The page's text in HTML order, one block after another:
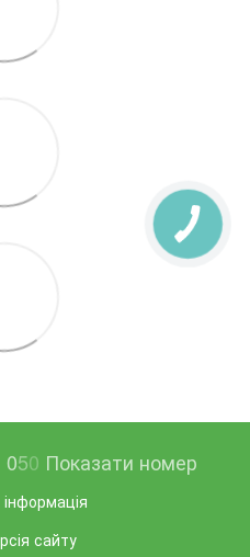
050 Показати номер
сайту